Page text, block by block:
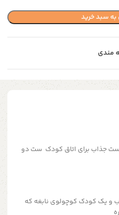
به سبد خرید
مندی
جذاب برای اتاق کودک ست دو
و یک کودک کوچولوی نابغه که